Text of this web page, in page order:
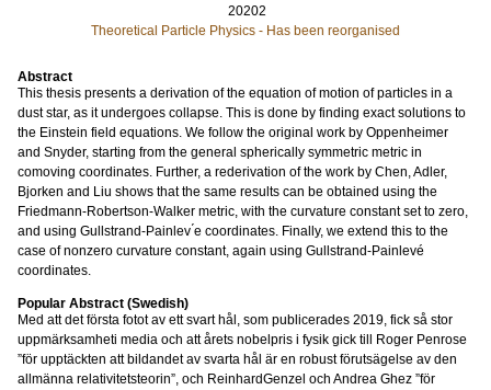
20202
Theoretical Particle Physics - Has been reorganised
Abstract
This thesis presents a derivation of the equation of motion of particles in a
dust star, as it undergoes collapse. This is done by finding exact solutions to
the Einstein field equations. We follow the original work by Oppenheimer
and Snyder, starting from the general spherically symmetric metric in
comoving coordinates. Further, a rederivation of the work by Chen, Adler,
Bjorken and Liu shows that the same results can be obtained using the
Friedmann-Robertson-Walker metric, with the curvature constant set to zero,
and using Gullstrand-Painlev ́e coordinates. Finally, we extend this to the
case of nonzero curvature constant, again using Gullstrand-Painlevé
coordinates.
Popular Abstract (Swedish)
Med att det första fotot av ett svart hål, som publicerades 2019, fick så stor
uppmärksamheti media och att årets nobelpris i fysik gick till Roger Penrose
”för upptäckten att bildandet av svarta hål är en robust förutsägelse av den
allmänna relativitetsteorin”, och ReinhardGenzel och Andrea Ghez ”för